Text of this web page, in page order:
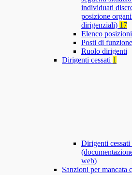
individuati
posizione
dirigenziali) 17
Elenco
Posti di
Ruolo dirigenti
Dirigenti cessati 1
Dirigenti
web)
Sanzioni per mancata